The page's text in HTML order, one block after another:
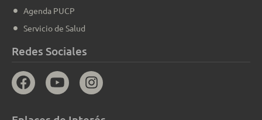
Agenda PUCP
Servicio de Salud
Redes Sociales